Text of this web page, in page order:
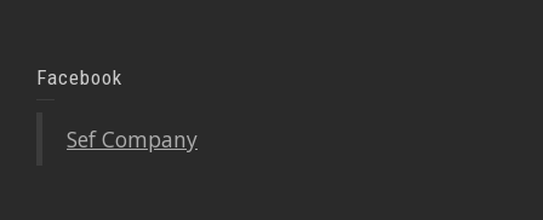
Facebook
Sef Company